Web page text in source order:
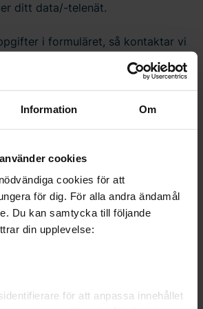
Information Om
cookies
cookies för att
för dig. För alla andra ändamål
Du kan samtycka till följande
din upplevelse:
för att anpassa innehållet
ditt data/-telenät.
i formuläret, så kontaktar vi